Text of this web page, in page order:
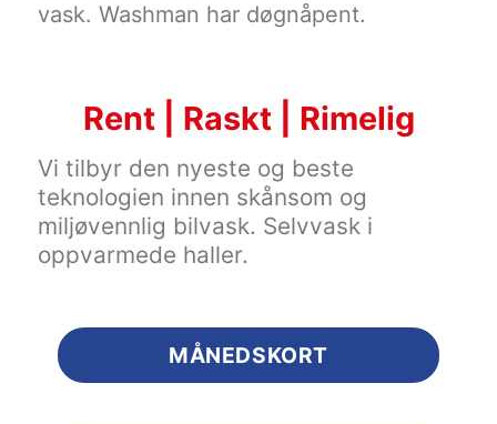
vask. Washman har døgnåpent.
Rent | Raskt | Rimelig
Vi tilbyr den nyeste og beste
teknologien innen skånsom og
miljøvennlig bilvask. Selvvask i
oppvarmede haller.
MÅNEDSKORT